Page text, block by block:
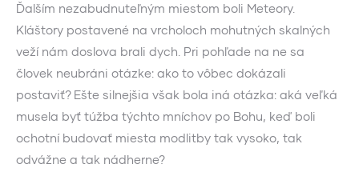
Ďalším nezabudnuteľným miestom boli Meteory.
Kláštory postavené na vrcholoch mohutných skalných
veží nám doslova brali dych. Pri pohľade na ne sa
človek neubráni otázke: ako to vôbec dokázali
postaviť? Ešte silnejšia však bola iná otázka: aká veľká
musela byť túžba týchto mníchov po Bohu, keď boli
ochotní budovať miesta modlitby tak vysoko, tak
odvážne a tak nádherne?